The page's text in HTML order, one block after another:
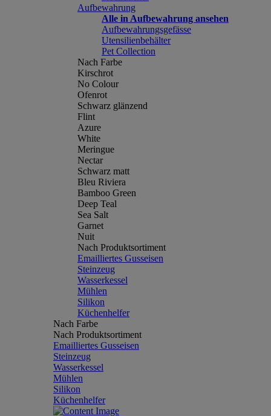
Aufbewahrung
Alle in Aufbewahrung ansehen
Aufbewahrungsgefässe
Utensilienbehälter
Pet Collection
Nach Farbe
Kirschrot
No Colour
Ofenrot
Schwarz glänzend
Flint
Azure
White
Meringue
Nectar
Schwarz matt
Bleu Riviera
Bamboo Green
Deep Teal
Sea Salt
Garnet
Nuit
Nach Produktsortiment
Emailliertes Gusseisen
Steinzeug
Wasserkessel
Mühlen
Silikon
Küchenhelfer
Nach Farbe
Nach Produktsortiment
Emailliertes Gusseisen
Steinzeug
Wasserkessel
Mühlen
Silikon
Küchenhelfer